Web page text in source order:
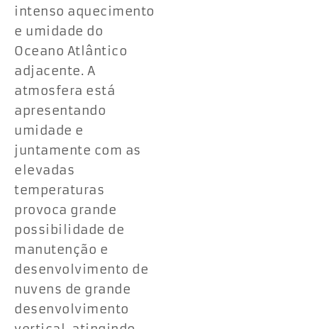
intenso aquecimento
e umidade do
Oceano Atlântico
adjacente. A
atmosfera está
apresentando
umidade e
juntamente com as
elevadas
temperaturas
provoca grande
possibilidade de
manutenção e
desenvolvimento de
nuvens de grande
desenvolvimento